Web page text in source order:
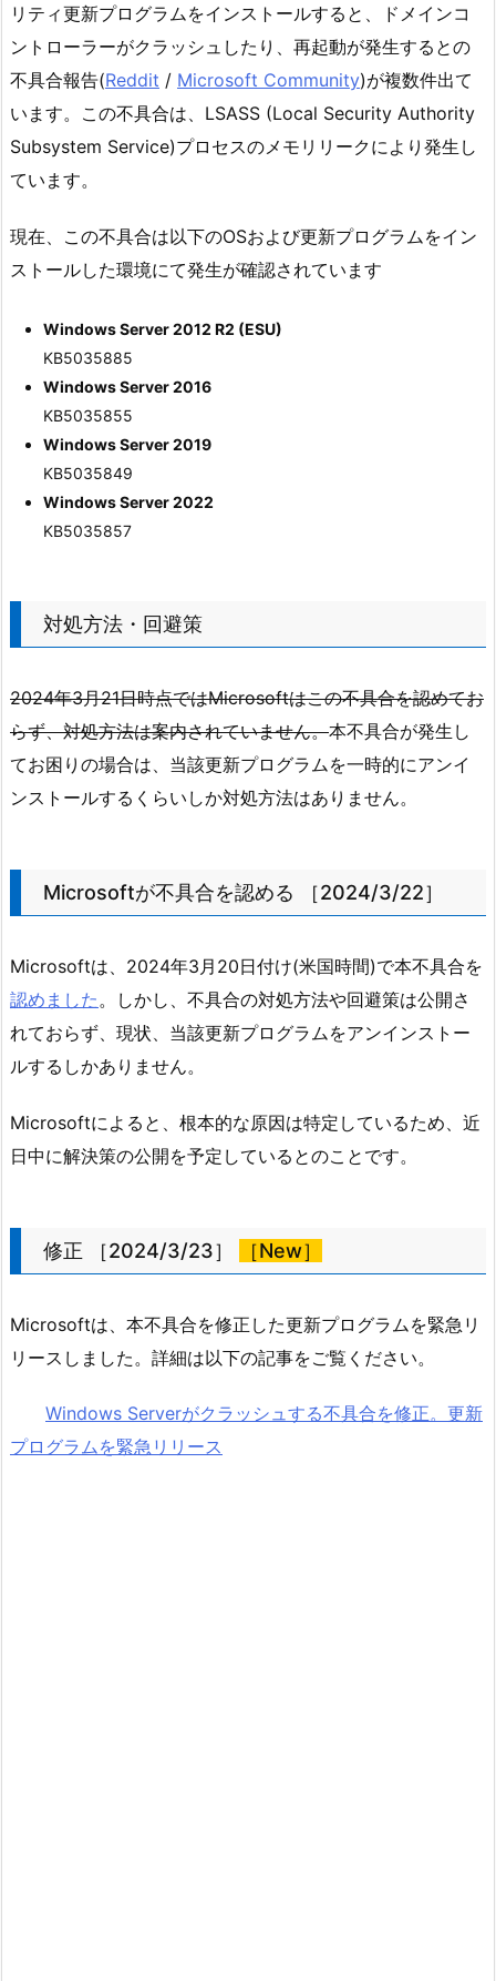
リティ更新プログラムをインストールすると、ドメインコ
ントローラーがクラッシュしたり、再起動が発生するとの
不具合報告(Reddit / Microsoft Community)が複数件出て
います。この不具合は、LSASS (Local Security Authority
Subsystem Service)プロセスのメモリリークにより発生し
ています。
現在、この不具合は以下のOSおよび更新プログラムをイン
ストールした環境にて発生が確認されています
Windows Server 2012 R2 (ESU)
KB5035885
Windows Server 2016
KB5035855
Windows Server 2019
KB5035849
Windows Server 2022
KB5035857
対処方法・回避策
2024年3月21日時点ではMicrosoftはこの不具合を認めてお
らず、対処方法は案内されていません。本不具合が発生し
てお困りの場合は、当該更新プログラムを一時的にアンイ
ンストールするくらいしか対処方法はありません。
Microsoftが不具合を認める ［2024/3/22］
Microsoftは、2024年3月20日付け(米国時間)で本不具合を
認めました 。しかし、不具合の対処方法や回避策は公開さ
れておらず、現状、当該更新プログラムをアンインストー
ルするしかありません。
Microsoftによると、根本的な原因は特定しているため、近
日中に解決策の公開を予定しているとのことです。
修正 ［2024/3/23］ ［New］
Microsoftは、本不具合を修正した更新プログラムを緊急リ
リースしました。詳細は以下の記事をご覧ください。
Windows Serverがクラッシュする不具合を修正。更新
プログラムを緊急リリース